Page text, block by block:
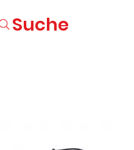
Suche